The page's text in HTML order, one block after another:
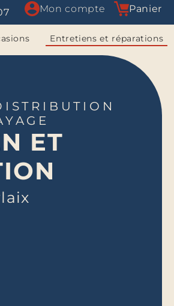
Mon compte Panier
Entretiens et réparations
ET